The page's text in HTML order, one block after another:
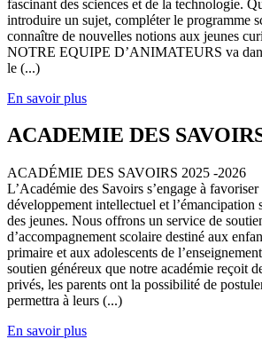
fascinant des sciences et de la technologie.
introduire un sujet, compléter le programme
connaître de nouvelles notions aux jeunes
NOTRE EQUIPE D’ANIMATEURS va
le (...)
En savoir plus
ACADEMIE DES
ACADÉMIE DES SAVOIRS 2025 -2026
L’Académie des Savoirs s’engage à
développement intellectuel et l’émancipation
des jeunes. Nous offrons un service de
d’accompagnement scolaire destiné aux
primaire et aux adolescents de
soutien généreux que notre académie reçoit
privés, les parents ont la possibilité de
permettra à leurs (...)
En savoir plus